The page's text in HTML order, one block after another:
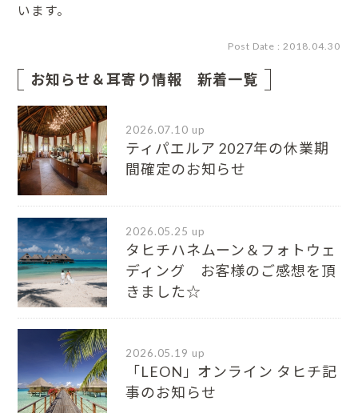
います。
Post Date : 2018.04.30
お知らせ＆耳寄り情報 新着一覧
2026.07.10 up
ティパエルア 2027年の休業期
間確定のお知らせ
2026.05.25 up
タヒチハネムーン＆フォトウェ
ディング お客様のご感想を頂
きました☆
2026.05.19 up
「LEON」オンライン タヒチ記
事のお知らせ